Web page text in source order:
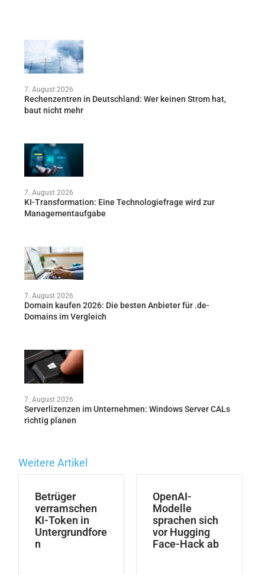
7. August 2026
Rechenzentren in Deutschland: Wer keinen Strom hat,
baut nicht mehr
7. August 2026
KI-Transformation: Eine Technologiefrage wird zur
Managementaufgabe
7. August 2026
Domain kaufen 2026: Die besten Anbieter für .de-
Domains im Vergleich
7. August 2026
Serverlizenzen im Unternehmen: Windows Server CALs
richtig planen
Weitere Artikel
Betrüger
verramschen
KI-Token in
Untergrundfore
n
OpenAI-
Modelle
sprachen sich
vor Hugging
Face-Hack ab